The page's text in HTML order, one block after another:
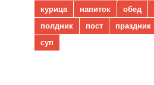
курица
напиток обед
полдник
пост праздник
суп